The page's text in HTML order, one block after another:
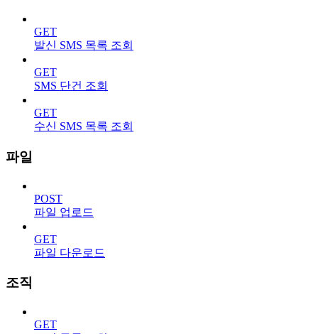
GET
발신 SMS 목록 조회
GET
SMS 단건 조회
GET
수신 SMS 목록 조회
파일
POST
파일 업로드
GET
파일 다운로드
조직
GET